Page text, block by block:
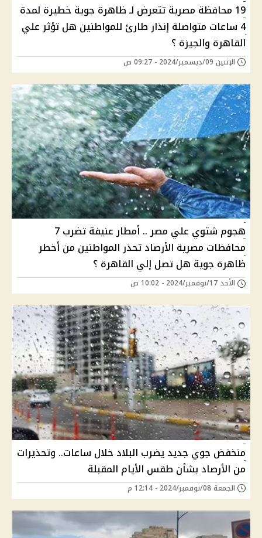
19 محافظة مصرية تتعرض لـ ظاهرة جوية خطيرة لمدة
4 ساعات متواصلة إنذار طارئ للمواطنين هل تؤثر علي
القاهرة والجيزة ؟
الإثنين 09/ديسمبر/2024 - 09:27 ص
هجوم شتوي علي مصر .. أمطار عنيفة تضرب 7
محافظات مصرية الأرصاد تحذر المواطنين من أخطر
ظاهرة جوية هل تصل إلي القاهرة ؟
الأحد 17/نوفمبر/2024 - 10:02 ص
منخفض جوي جديد يضرب البلاد خلال ساعات.. وتحذيرات
من الأرصاد بشأن طقس الأيام المقبلة
الجمعة 08/نوفمبر/2024 - 12:14 م